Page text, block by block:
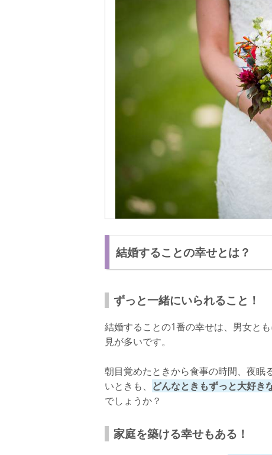
結婚することの幸せとは？
ずっと一緒にいられること！
結婚することの1番の幸せは、男女と
見が多いです。
朝目覚めたときから食事の時間、夜眠
いときも、 どんなときもずっと大好き
でしょうか？
家庭を築ける幸せもある！